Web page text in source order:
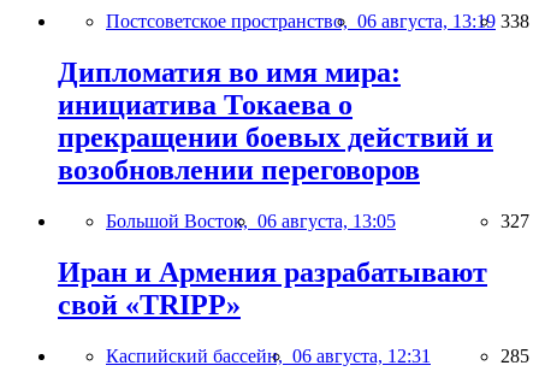
Постсоветское пространство, 06 августа, 13:19 338
Дипломатия во имя мира:
инициатива Токаева о
прекращении боевых действий и
возобновлении переговоров
Большой Восток, 06 августа, 13:05 327
Иран и Армения разрабатывают
свой «TRIPP»
Каспийский бассейн, 06 августа, 12:31 285